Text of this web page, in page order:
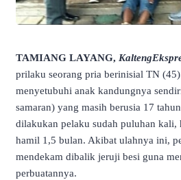
TAMIANG LAYANG,
prilaku seorang pria berinisial TN
menyetubuhi anak kandungnya
samaran) yang masih berusia 17
dilakukan pelaku sudah puluhan kali,
hamil 1,5 bulan. Akibat ulahnya ini,
mendekam dibalik jeruji besi guna
perbuatannya.